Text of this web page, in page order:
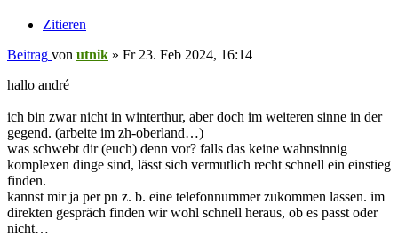
Zitieren
Beitrag von utnik » Fr 23. Feb 2024, 16:14
hallo andré
ich bin zwar nicht in winterthur, aber doch im weiteren sinne in der
gegend. (arbeite im zh-oberland…)
was schwebt dir (euch) denn vor? falls das keine wahnsinnig
komplexen dinge sind, lässt sich vermutlich recht schnell ein einstieg
finden.
kannst mir ja per pn z. b. eine telefonnummer zukommen lassen. im
direkten gespräch finden wir wohl schnell heraus, ob es passt oder
nicht…